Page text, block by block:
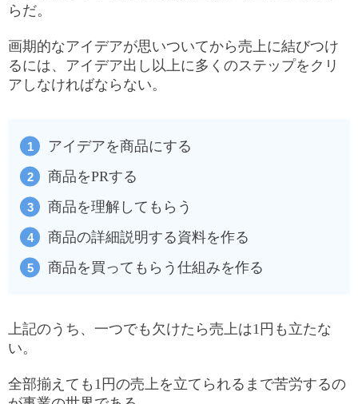
らだ。
画期的なアイデアが思いついてから売上に結びつけ
るには、アイデア出し以上に多くのステップをクリ
アしなければならない。
アイデアを商品にする
商品をPRする
商品を理解してもらう
商品の詳細説明する資料を作る
商品を買ってもらう仕組みを作る
上記のうち、一つでも欠けたら売上は1円も立たな
い。
全部揃えても1円の売上を立てられるまで苦労するの